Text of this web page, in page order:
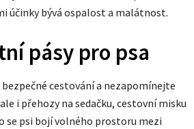
účinky bývá ospalost a malátnost.
pásy pro psa
cestování a nezapomínejte
i přehozy na sedačku, cestovní misku
se psi bojí volného prostoru mezi